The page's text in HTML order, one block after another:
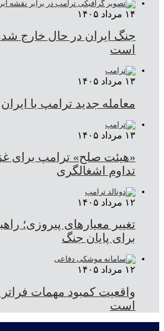
۱۴ مرداد ۱۴۰۵
جنگ ایران در حال خارج
است
۱۳ مرداد ۱۴۰۵
معامله جدید ترامپ با ایران
۱۳ مرداد ۱۴۰۵
«هیئت صلح» ترامپ برای
تداوم اشغالگری
۱۲ مرداد ۱۴۰۵
تغییر معیارهای پیروزی؛
برای پایان جنگ
۱۲ مرداد ۱۴۰۵
واقعیت کمبود مهمات فراتر
است